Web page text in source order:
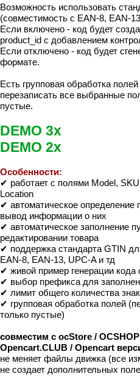
Возможность использовать
(совместимость с EAN-8, EAN-
Если включено - код будет
product_id с добавлением
Если отключено - код будет
формате.
Есть групповая обработка
перезаписать все выбранные
пустые.
DEMO 3x
DEMO 2x
Особенности:
✔ работает с полями Model,
Location
✔ автоматическое
вывод информации о них
✔ автоматическое заполнение
редактировании товара
✔ поддержка стандарта GTIN
EAN-8, EAN-13, UPC-A и тд
✔ живой пример генерации кода
✔ выбор префикса для
✔ лимит общего количества
✔ групповая обработка полей
только пустые)
совместим с ocStore /
Opencart.CLUB / Opencart
не меняет файлы движка (все
не создает дополнительных